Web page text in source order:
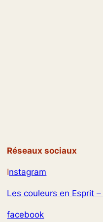
Réseaux sociaux
Instagram
Les couleurs en Esprit –
facebook